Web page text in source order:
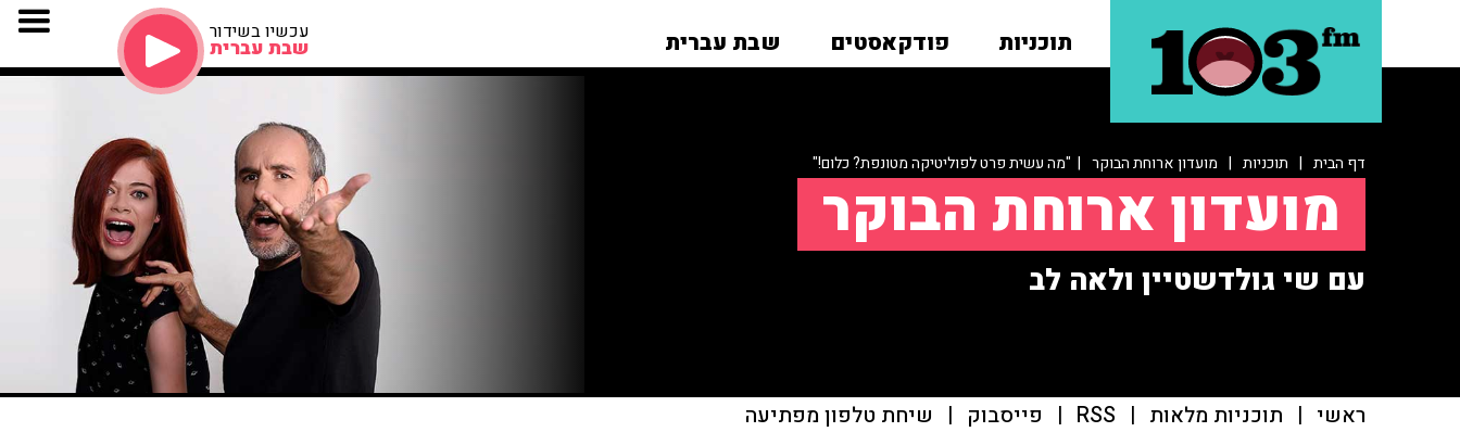
תוכניות פודקאסטים שבת עברית עכשיו בשידור
שבת עברית
דף הבית | תוכניות | מועדון ארוחת הבוקר | "מה עשית פרט לפוליטיקה מטונפת? כלום!"
מועדון ארוחת הבוקר
עם שי גולדשטיין ולאה לב
ראשי | תוכניות מלאות |
RSS
| פייסבוק | שיחת טלפון מפתיעה